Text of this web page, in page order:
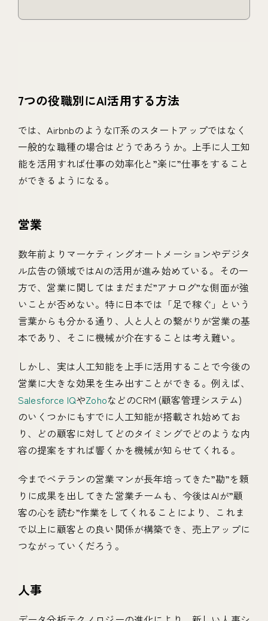
7つの役職別にAI活用する方法
では、AirbnbのようなIT系のスタートアップではなく
一般的な職種の場合はどうであろうか。上手に人工知
能を活用すれば仕事の効率化と”楽に”仕事をすること
ができるようになる。
営業
数年前よりマーケティングオートメーションやデジタ
ル広告の領域ではAIの活用が進み始めている。その一
方で、営業に関してはまだまだ”アナログ”な側面が強
いことが否めない。特に日本では「足で稼ぐ」という
言葉からも分かる通り、人と人との繋がりが営業の基
本であり、そこに機械が介在することは考え難い。
しかし、実は人工知能を上手に活用することで今後の
営業に大きな効果を生み出すことができる。例えば、
Salesforce IQやZohoなどのCRM (顧客管理システム)
のいくつかにもすでに人工知能が搭載され始めてお
り、どの顧客に対してどのタイミングでどのような内
容の提案をすれば響くかを機械が知らせてくれる。
今までベテランの営業マンが長年培ってきた”勘”を頼
りに成果を出してきた営業チームも、今後はAIが”顧
客の心を読む”作業をしてくれることにより、これま
で以上に顧客との良い関係が構築でき、売上アップに
つながっていくだろう。
人事